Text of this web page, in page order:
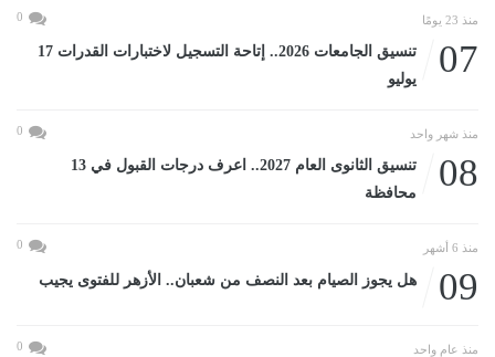
منذ 23 يومًا 0
07
تنسيق الجامعات 2026.. إتاحة التسجيل لاختبارات القدرات 17
يوليو
منذ شهر واحد 0
08
تنسيق الثانوى العام 2027.. اعرف درجات القبول في 13
محافظة
منذ 6 أشهر 0
09 هل يجوز الصيام بعد النصف من شعبان.. الأزهر للفتوى يجيب
منذ عام واحد 0